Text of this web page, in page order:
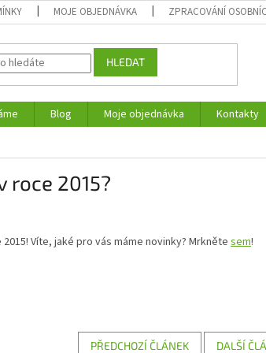
MOJE OBJEDNÁVKA ZPRACOVÁNÍ
HLEDAT
Blog Moje objednávka
Kontakty
roce 2015?
Víte, jaké pro vás máme novinky? Mrkněte sem!
PŘEDCHOZÍ ČLÁNEK DALŠÍ